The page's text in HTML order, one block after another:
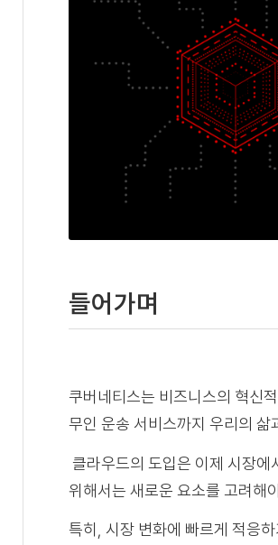
들어가며
쿠버네티스는 비즈니스의 혁신
무인 운송 서비스까지 우리의
클라우드의 도입은 이제 시장
위해서는 새로운 요소를 고려해
특히, 시장 변화에 빠르게 적응